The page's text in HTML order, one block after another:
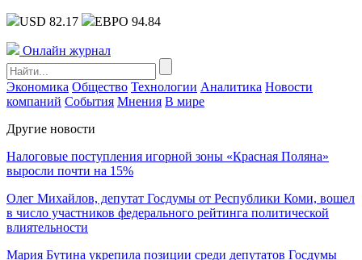
USD 82.17 ЕВРО 94.84
Онлайн журнал
Экономика Общество Технологии Аналитика Новости
компаний События Мнения В мире
Другие новости
Налоговые поступления игорной зоны «Красная Поляна»
выросли почти на 15%
Олег Михайлов, депутат Госдумы от Республики Коми, вошел
в число участников федерального рейтинга политической
влиятельности
Мария Бутина укрепила позиции среди депутатов Госдумы